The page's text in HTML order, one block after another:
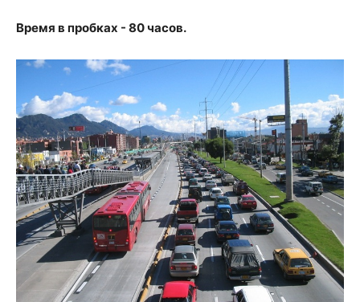
Время в пробках - 80 часов.